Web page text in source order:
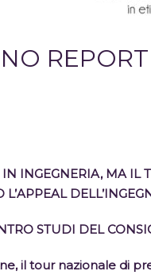
INGEGNERIA, MA IL
L’APPEAL
STUDI DEL
il tour nazionale di